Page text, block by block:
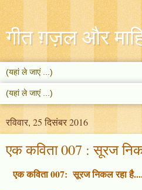
गीत ग़ज़ल और
रविवार, 25 दिसंबर 2016
एक कविता 007 : सूरज
एक कविता 007: सूरज निकल रहा